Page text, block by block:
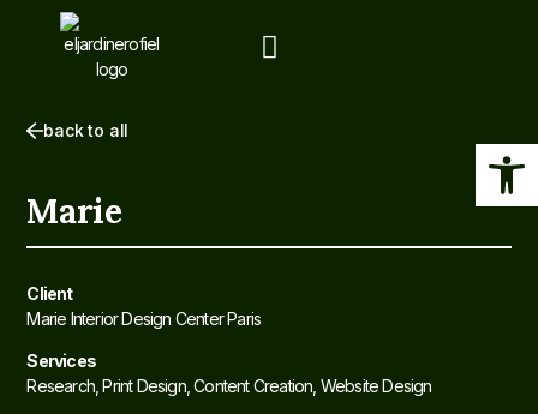
back to all
Marie
Client
Marie Interior Design Center Paris
Services
Research, Print Design, Content Creation, Website Design